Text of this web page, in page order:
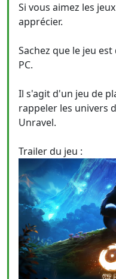
Si vous aimez les
apprécier.
Sachez que le jeu
PC.
Il s'agit d'un jeu de
rappeler les univers
Unravel.
Trailer du jeu :